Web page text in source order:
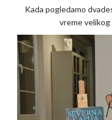
Kada pogledamo
vreme